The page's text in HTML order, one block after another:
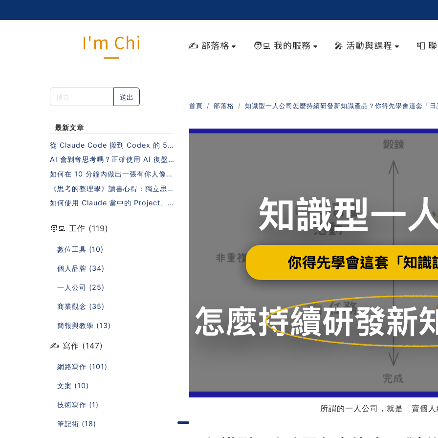
I'm Chi ✍️ 部落格 🧑‍💻 我的服務 🎤 活動與課程 📮
送出
最新文章
從 Claude Code 搬到 Codex 的 5
步驟指南（不需要重寫 Skills 也能做
到！）
AI 會剝奪思考嗎？正確使用 AI 復盤
的 5 個步驟
如何在 10 分鐘內做出一張有你人像照
片的日系課程封面？
《思考的整理學》讀書心得：獨立思考
的秘密，藏在一本沒有 AI 的年代寫下
的書裡
如何使用 Claude 當中的 Project、S
🧑‍💻 工作 (119)
數位工具 (10)
個人品牌 (34)
一人公司 (25)
商業觀念 (35)
簡報與教學 (13)
✍️ 寫作 (147)
網路寫作 (101)
文案 (10)
技術寫作 (1)
筆記術 (18)
首頁 部落格 知識型一人公司怎麼持續研發新知識產品？你得先學會這套「
所謂的一人公司，就是「賣個